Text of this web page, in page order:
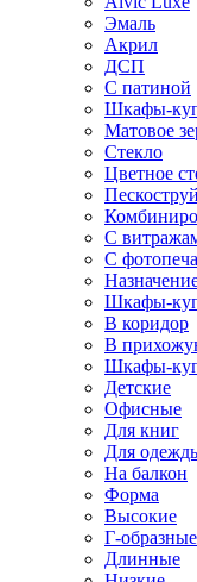
Эмаль
Акрил
ДСП
С патиной
Шкафы-
Матовое
Стекло
Цветное
Пескоструй
С
С
Шкафы-
В коридор
В
Шкафы-
Детские
Офисные
Для книг
Для
На балкон
Форма
Высокие
Г-образные
Длинные